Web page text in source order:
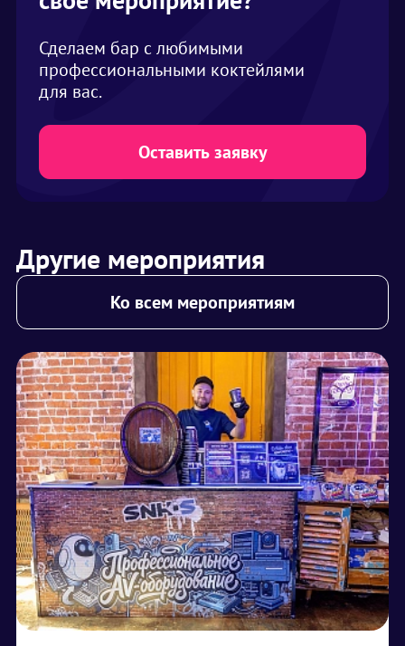
Сделаем бар с любимыми
профессиональными коктейлями
для вас.
Оставить заявку
Другие мероприятия
Ко всем мероприятиям